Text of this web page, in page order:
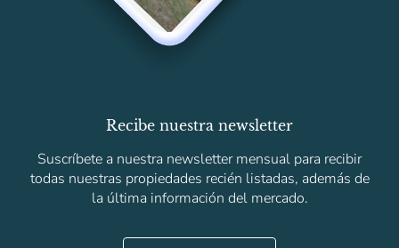
Recibe nuestra newsletter
Suscríbete a nuestra newsletter mensual para recibir
todas nuestras propiedades recién listadas, además de
la última información del mercado.